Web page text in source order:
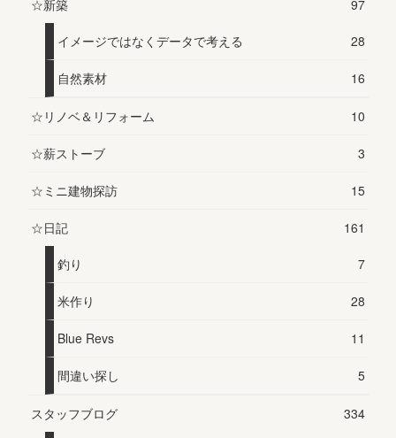
☆新築 97
イメージではなくデータで考える 28
自然素材 16
☆リノベ＆リフォーム 10
☆薪ストーブ 3
☆ミニ建物探訪 15
☆日記 161
釣り 7
米作り 28
Blue Revs 11
間違い探し 5
スタッフブログ 334